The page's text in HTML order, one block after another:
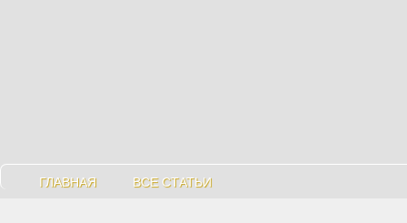
ГЛАВНАЯ ВСЕ СТАТЬИ